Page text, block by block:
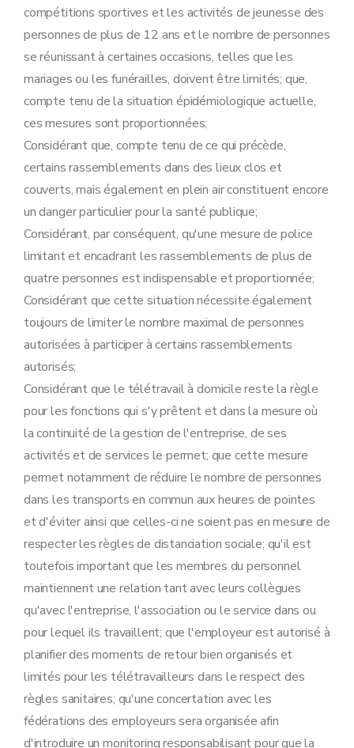
compétitions sportives et les activités de jeunesse des
personnes de plus de 12 ans et le nombre de personnes
se réunissant à certaines occasions, telles que les
mariages ou les funérailles, doivent être limités; que,
compte tenu de la situation épidémiologique actuelle,
ces mesures sont proportionnées;
Considérant que, compte tenu de ce qui précède,
certains rassemblements dans des lieux clos et
couverts, mais également en plein air constituent encore
un danger particulier pour la santé publique;
Considérant, par conséquent, qu'une mesure de police
limitant et encadrant les rassemblements de plus de
quatre personnes est indispensable et proportionnée;
Considérant que cette situation nécessite également
toujours de limiter le nombre maximal de personnes
autorisées à participer à certains rassemblements
autorisés;
Considérant que le télétravail à domicile reste la règle
pour les fonctions qui s'y prêtent et dans la mesure où
la continuité de la gestion de l'entreprise, de ses
activités et de services le permet; que cette mesure
permet notamment de réduire le nombre de personnes
dans les transports en commun aux heures de pointes
et d'éviter ainsi que celles-ci ne soient pas en mesure de
respecter les règles de distanciation sociale; qu'il est
toutefois important que les membres du personnel
maintiennent une relation tant avec leurs collègues
qu'avec l'entreprise, l'association ou le service dans ou
pour lequel ils travaillent; que l'employeur est autorisé à
planifier des moments de retour bien organisés et
limités pour les télétravailleurs dans le respect des
règles sanitaires; qu'une concertation avec les
fédérations des employeurs sera organisée afin
d'introduire un monitoring responsabilisant pour que la